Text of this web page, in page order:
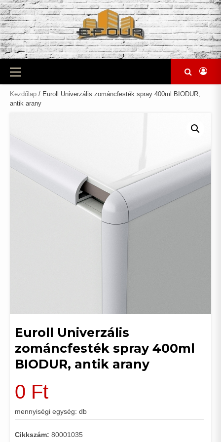
Skip
to
content
Primary
Menu
Kezdőlap / Euroll Univerzális zománcfesték spray 400ml BIODUR,
antik arany
Euroll Univerzális
zománcfesték spray 400ml
BIODUR, antik arany
0 Ft
mennyiségi egység: db
Cikkszám: 80001035